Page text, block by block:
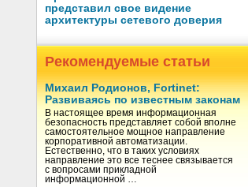
представил свое видение
архитектуры сетевого доверия
Рекомендуемые статьи
Михаил Родионов, Fortinet:
Развиваясь по известным законам
В настоящее время информационная
безопасность представляет собой вполне
самостоятельное мощное направление
корпоративной автоматизации.
Естественно, что в таких условиях
направление это все теснее связывается
с вопросами прикладной
информационной …